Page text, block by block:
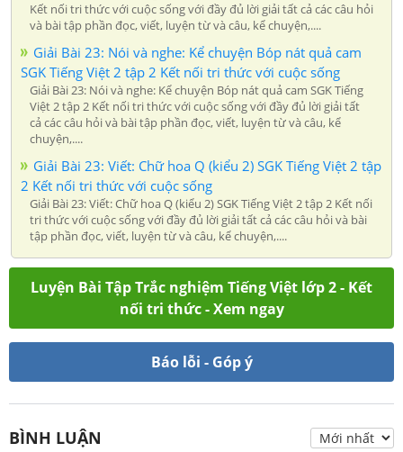
Kết nối tri thức với cuộc sống với đầy đủ lời giải tất cả các câu hỏi
và bài tập phần đọc, viết, luyện từ và câu, kể chuyện,....
Giải Bài 23: Nói và nghe: Kể chuyện Bóp nát quả cam
SGK Tiếng Việt 2 tập 2 Kết nối tri thức với cuộc sống
Giải Bài 23: Nói và nghe: Kể chuyện Bóp nát quả cam SGK Tiếng
Việt 2 tập 2 Kết nối tri thức với cuộc sống với đầy đủ lời giải tất
cả các câu hỏi và bài tập phần đọc, viết, luyện từ và câu, kể
chuyện,....
Giải Bài 23: Viết: Chữ hoa Q (kiểu 2) SGK Tiếng Việt 2 tập
2 Kết nối tri thức với cuộc sống
Giải Bài 23: Viết: Chữ hoa Q (kiểu 2) SGK Tiếng Việt 2 tập 2 Kết nối
tri thức với cuộc sống với đầy đủ lời giải tất cả các câu hỏi và bài
tập phần đọc, viết, luyện từ và câu, kể chuyện,....
Luyện Bài Tập Trắc nghiệm Tiếng Việt lớp 2 - Kết
nối tri thức - Xem ngay
Báo lỗi - Góp ý
BÌNH LUẬN